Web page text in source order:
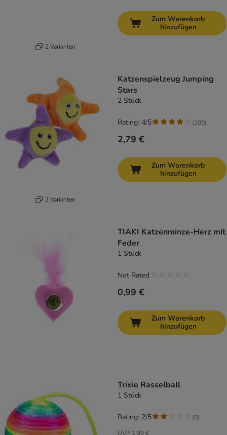
2 Varianten
Zum Warenkorb
hinzufügen
2 Varianten
Katzenspielzeug Jumping
Stars
2 Stück
2,79 €
Rating: 4/5 (109)
Zum Warenkorb
hinzufügen
TIAKI Katzenminze-Herz mit
Feder
1 Stück
0,99 €
Not Rated
Zum Warenkorb
hinzufügen
Trixie Rasselball
1 Stück
UVP 1,99 €
Rating: 2/5 (8)